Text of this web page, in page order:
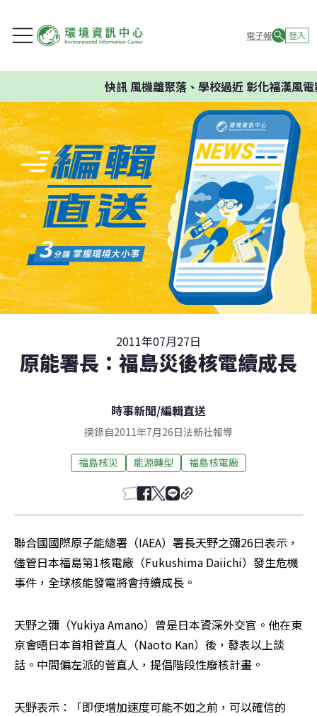
電子報 登入
快訊風機離聚落、學校過近 彰化福漢風電
2011年07月27日
原能署長：福島災後核電續成長
時事新聞/編輯直送
摘錄自2011年7月26日法新社報導
福島核災 能源轉型 福島核電廠
聯合國國際原子能總署（IAEA）署長天野之彌26日表示，
儘管日本福島第1核電廠（Fukushima Daiichi）發生危機
事件，全球核能發電將會持續成長。
天野之彌（Yukiya Amano）曾是日本資深外交官。他在東
京會晤日本首相菅直人（Naoto Kan）後，發表以上談
話。中間偏左派的菅直人，提倡階段性廢核計畫。
天野表示：「即使增加速度可能不如之前，可以確信的